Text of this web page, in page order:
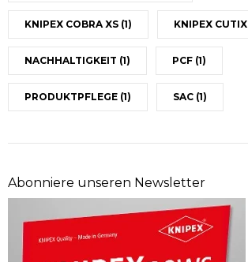
KNIPEX COBRA XS (1) KNIPEX CUTIX
NACHHALTIGKEIT (1) PCF (1)
PRODUKTPFLEGE (1) SAC (1)
Abonniere unseren Newsletter